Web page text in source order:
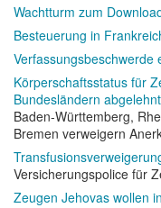
Wachtturm zum
Besteuerung in
Verfassungsbeschwerde
Körperschaftsstatus für
Bundesländern abgelehnt
Baden-Württemberg,
Bremen verweigern
Versicherungspolice für
Zeugen Jehovas wollen